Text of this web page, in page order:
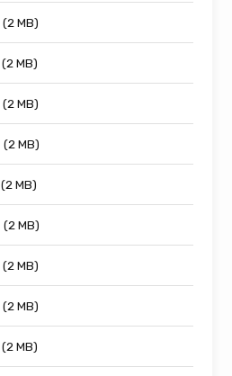
(2 MB)
(2 MB)
(2 MB)
(2 MB)
(2 MB)
(2 MB)
(2 MB)
(2 MB)
(2 MB)